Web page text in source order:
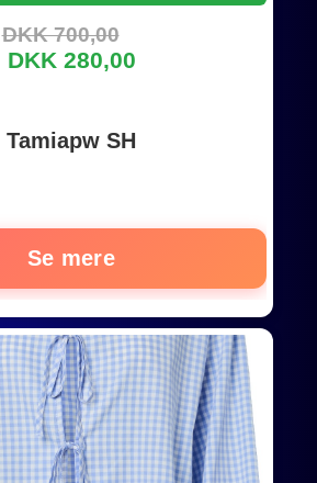
DKK 700,00
DKK 280,00
Tamiapw SH
Se mere